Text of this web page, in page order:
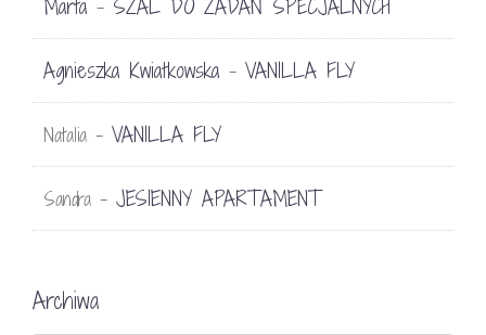
Marta - SZAL DO ZADAŃ SPECJALNYCH
Agnieszka Kwiatkowska - VANILLA FLY
Natalia - VANILLA FLY
Sandra - JESIENNY APARTAMENT
Archiwa